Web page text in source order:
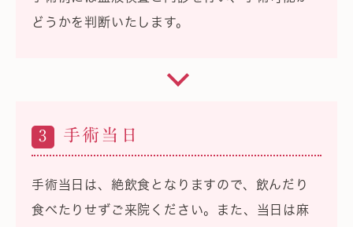
どうかを判断いたします。
3 手術当日
手術当日は、絶飲食となりますので、飲んだり
食べたりせずご来院ください。また、当日は麻